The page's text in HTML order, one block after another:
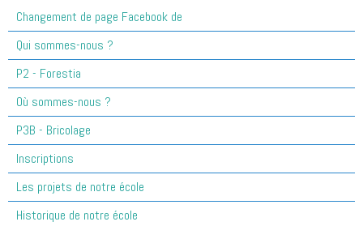
Changement de page Facebook de
Qui sommes-nous ?
P2 - Forestia
Où sommes-nous ?
P3B - Bricolage
Inscriptions
Les projets de notre école
Historique de notre école